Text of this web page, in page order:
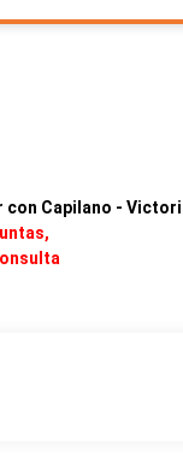
con Capilano -